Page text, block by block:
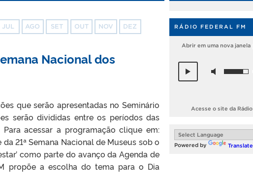
JUL AGO SET OUT NOV DEZ
Nacional dos
que serão apresentadas no Seminário
serão divididas entre os períodos das
acessar a programação clique em:
21ª Semana Nacional de Museus sob o
como parte do avanço da Agenda de
propõe a escolha do tema para o Dia
RÁDIO FEDERAL FM
Abrir em uma nova janela
Acesse o site da Rádio
Powered by Translate